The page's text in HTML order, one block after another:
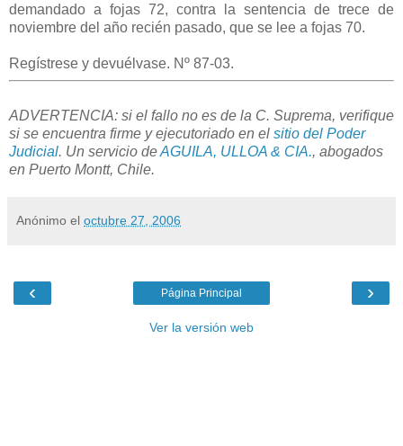
demandado a fojas 72, contra la sentencia de trece de
noviembre del año recién pasado, que se lee a fojas 70.
Regístrese y devuélvase. Nº 87-03.
ADVERTENCIA: si el fallo no es de la C. Suprema, verifique
si se encuentra firme y ejecutoriado en el sitio del Poder
Judicial. Un servicio deAGUILA, ULLOA & CIA., abogados
en Puerto Montt, Chile.
Anónimo el octubre 27, 2006
‹ ›
Página Principal
Ver la versión web